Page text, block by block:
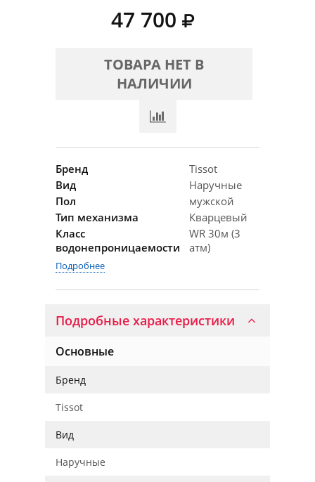
47 700
ТОВАРА НЕТ В
НАЛИЧИИ
Бренд
Tissot
Вид
Наручные
Пол
мужской
Тип механизма
Кварцевый
Класс
водонепроницаемости
WR 30м (3
атм)
Подробнее
Подробные характеристики
Основные
Бренд
Tissot
Вид
Наручные